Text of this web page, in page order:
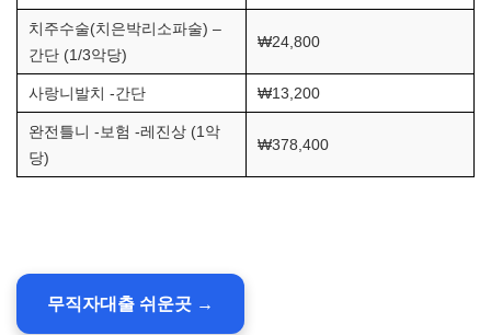
치주수술(치은박리소파술) –
간단 (1/3악당)
₩24,800
사랑니발치 -간단 ₩13,200
완전틀니 -보험 -레진상 (1악
당)
₩378,400
무직자대출 쉬운곳 →